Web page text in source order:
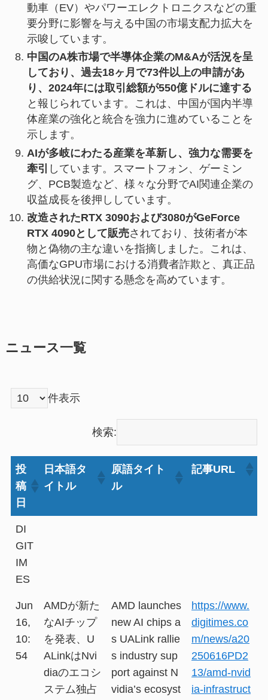
動車（EV）やパワーエレクトロニクスなどの重
要分野に影響を与える中国の市場支配力拡大を
示唆しています。
中国のA株市場で半導体企業のM&Aが活況を呈
しており、過去18ヶ月で73件以上の申請があ
り、2024年には取引総額が550億ドルに達する
と報じられています。これは、中国が国内半導
体産業の強化と統合を強力に進めていることを
示します。
AIが多岐にわたる産業を革新し、強力な需要を
牽引 しています。スマートフォン、ゲーミン
グ、PCB製造など、様々な分野でAI関連企業の
収益成長を後押ししています。
改造されたRTX 3090および3080がGeForce
RTX 4090として販売されており、技術者が本
物と偽物の主な違いを指摘しました。これは、
高価なGPU市場における消費者詐欺と、真正品
の供給状況に関する懸念を高めています。
ニュース一覧
件表示
検索:
投
稿
日
日本語タ
イトル
原語タイト
ル
記事URL
DI
GIT
IM
ES
Jun
16,
10:
54
AMDが新た
なAIチップ
を発表、U
ALinkはNvi
diaのエコシ
ステム独占
AMD launches
new AI chips a
s UALink rallie
s industry sup
port against N
vidia’s ecosyst
https://www.
digitimes.co
m/news/a20
250616PD2
13/amd-nvid
ia-infrastruct